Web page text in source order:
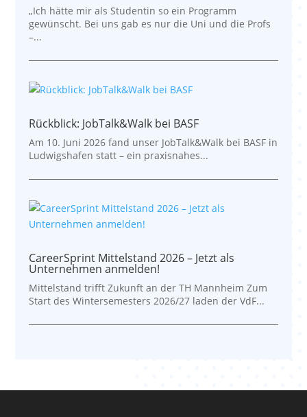
„Ich hätte mir als Studentin so ein Programm
gewünscht. Bei uns gab es nur die Uni und die Profs
–...
Rückblick: JobTalk&Walk bei BASF
Am 10. Juni 2026 fand unser JobTalk&Walk bei BASF in
Ludwigshafen statt – ein praxisnahes...
CareerSprint Mittelstand 2026 – Jetzt als
Unternehmen anmelden!
Mittelstand trifft Zukunft an der TH Mannheim Zum
Start des Wintersemesters 2026/27 laden der VdF...